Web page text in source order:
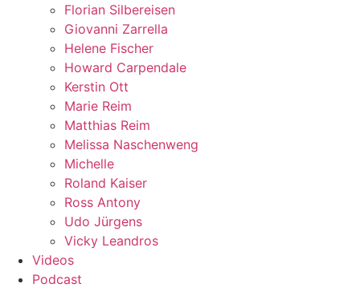
Florian Silbereisen
Giovanni Zarrella
Helene Fischer
Howard Carpendale
Kerstin Ott
Marie Reim
Matthias Reim
Melissa Naschenweng
Michelle
Roland Kaiser
Ross Antony
Udo Jürgens
Vicky Leandros
Videos
Podcast